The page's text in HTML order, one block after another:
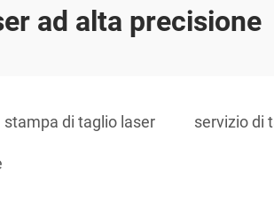
ad alta precisione
stampa di taglio laser servizio di